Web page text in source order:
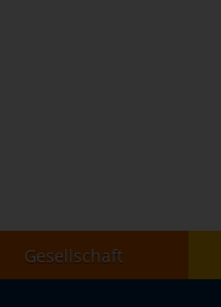
Gesellschaft